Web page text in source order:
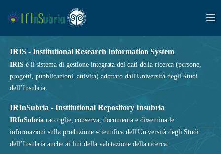
IRIS - Institutional Research Information System
IRIS è il sistema di gestione integrata dei dati della ricerca (persone,
progetti, pubblicazioni, attività) adottato dall'Università degli Studi
dell’Insubria.
IRInSubria - Institutional Repository Insubria
IRInSubria raccoglie, conserva, documenta e dissemina le
informazioni sulla produzione scientifica dell'Università degli Studi
dell’Insubria anche ai fini della valutazione della ricerca.